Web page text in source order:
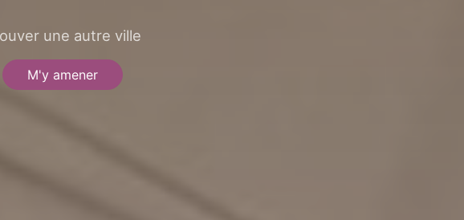
une autre ville
M'y amener